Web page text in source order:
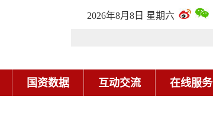
2026年8月8日 星期六
国资数据 互动交流 在线服务